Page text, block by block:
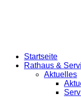
Startseite
Rathaus &
Aktuelles